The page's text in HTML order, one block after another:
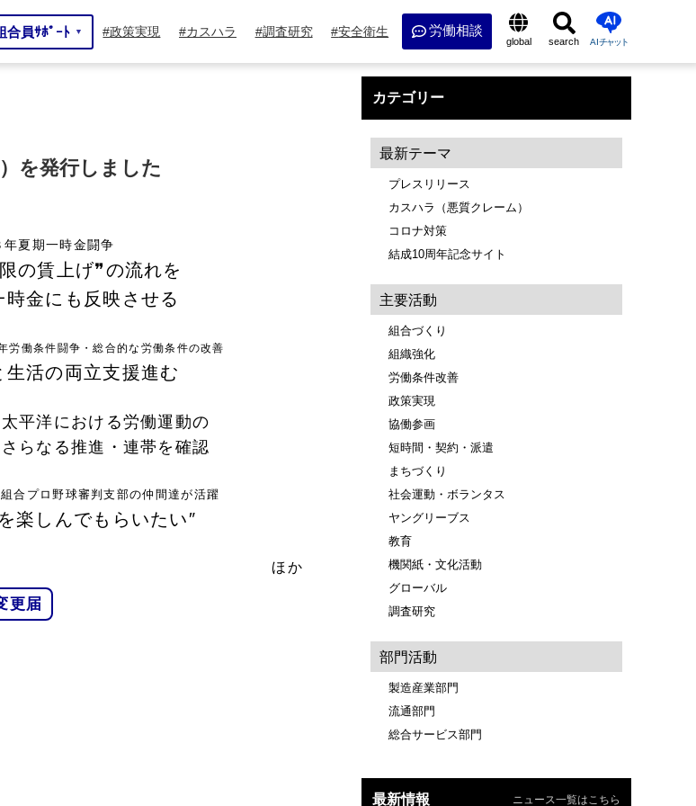
合員ｻﾎﾟｰﾄ ▼ 政策実現 カスハラ 調査研究 安全衛生 労働相談
global search AIチャット
を発行しました
年夏期一時金闘争
の賃上げ❞の流れを
にも反映させる
労働条件闘争・総合的な労働条件の改善
生活の両立支援進む
平洋における労働運動の
る推進・連帯を確認
合プロ野球審判支部の仲間達が活躍
楽しんでもらいたい″
ほか
更届
カテゴリー
最新テーマ
プレスリリース
カスハラ（悪質クレーム）
コロナ対策
結成10周年記念サイト
主要活動
組合づくり
組織強化
労働条件改善
政策実現
協働参画
短時間・契約・派遣
まちづくり
社会運動・ボランタス
ヤングリーブス
教育
機関紙・文化活動
グローバル
調査研究
部門活動
製造産業部門
流通部門
総合サービス部門
最新情報 ニュース一覧はこちら